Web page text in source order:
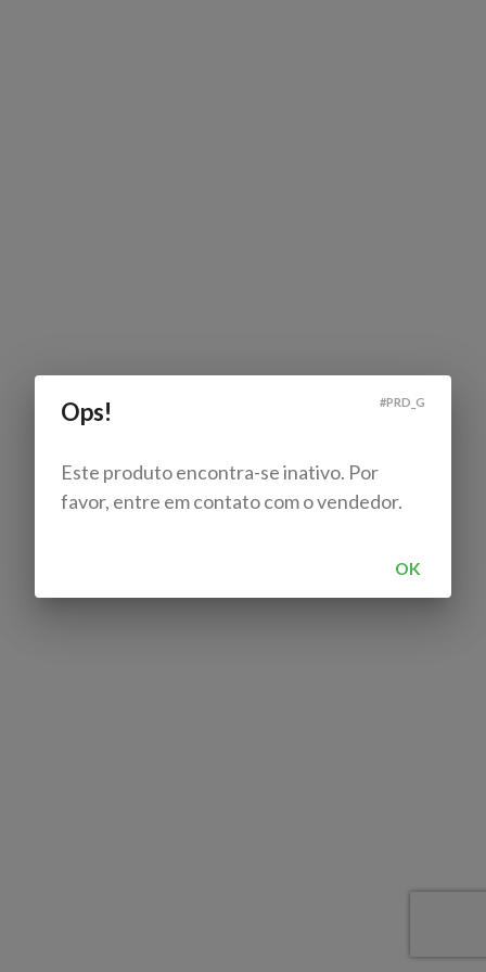
Ops! #PRD_G
Este produto encontra-se inativo. Por
favor, entre em contato com o vendedor.
OK